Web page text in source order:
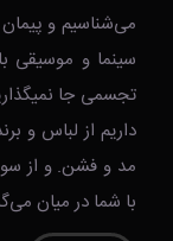
می‌شناسیم و پیمان
سینما و موسیقی
تجسمی جا
داریم از لباس و
مد و فشن. و از
با شما در میان